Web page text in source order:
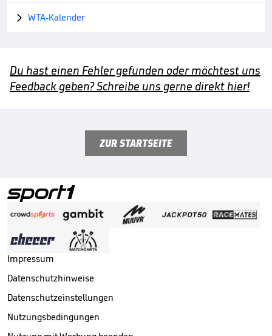
 WTA-Kalender
Du hast einen Fehler gefunden oder möchtest uns
Feedback geben? Schreibe uns gerne direkt hier!
ZUR STARTSEITE
Impressum
Datenschutzhinweise
Datenschutzeinstellungen
Nutzungsbedingungen